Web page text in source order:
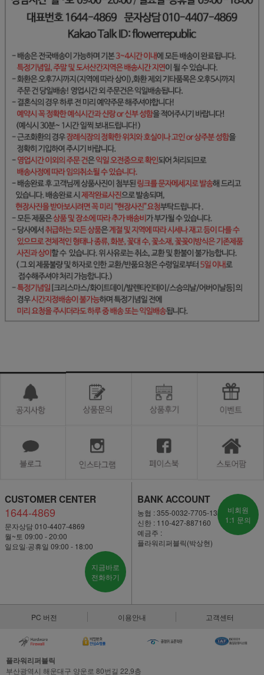
CUSTOMER CENTER
1644-4869
문자상담 010-4407-4869
월~토 09:00 - 20:00
일요일·공휴일 09:00 - 18:00
지금바로
전화하기
BANK ACCOUNT
농협 : 355-0032-7705-13
신한 : 110-427-887160
예금주 :
플라워리퍼블릭(박상현)
비회원
1:1 문의
PC 버전 이용안내 고객센터
플라워리퍼블릭
부산광역시 해운대구 양운로 80번길 22,9층